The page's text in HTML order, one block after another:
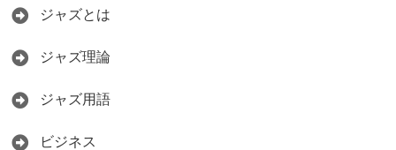
ジャズとは
ジャズ理論
ジャズ用語
ビジネス